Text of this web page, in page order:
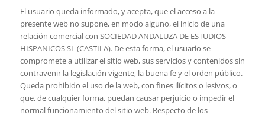
El usuario queda informado, y acepta, que el acceso a la
presente web no supone, en modo alguno, el inicio de una
relación comercial con SOCIEDAD ANDALUZA DE ESTUDIOS
HISPANICOS SL (CASTILA). De esta forma, el usuario se
compromete a utilizar el sitio web, sus servicios y contenidos sin
contravenir la legislación vigente, la buena fe y el orden público.
Queda prohibido el uso de la web, con fines ilícitos o lesivos, o
que, de cualquier forma, puedan causar perjuicio o impedir el
normal funcionamiento del sitio web. Respecto de los